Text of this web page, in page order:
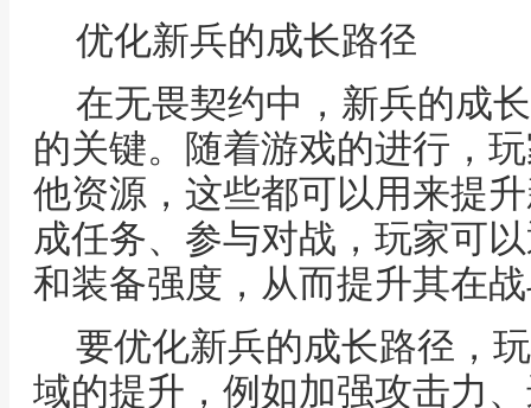
优化新兵的成长路径
在无畏契约中，新兵的成
的关键。随着游戏的进行，
他资源，这些都可以用来提
成任务、参与对战，玩家可
和装备强度，从而提升其在
要优化新兵的成长路径，
域的提升，例如加强攻击力